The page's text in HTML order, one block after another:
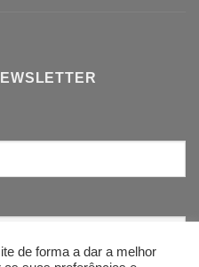
de forma a dar a melhor